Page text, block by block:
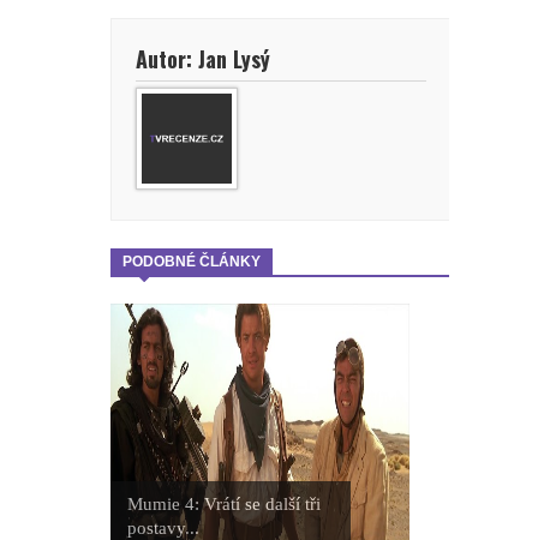
Autor: Jan Lysý
PODOBNÉ ČLÁNKY
Mumie 4: Vrátí se další tři
postavy...